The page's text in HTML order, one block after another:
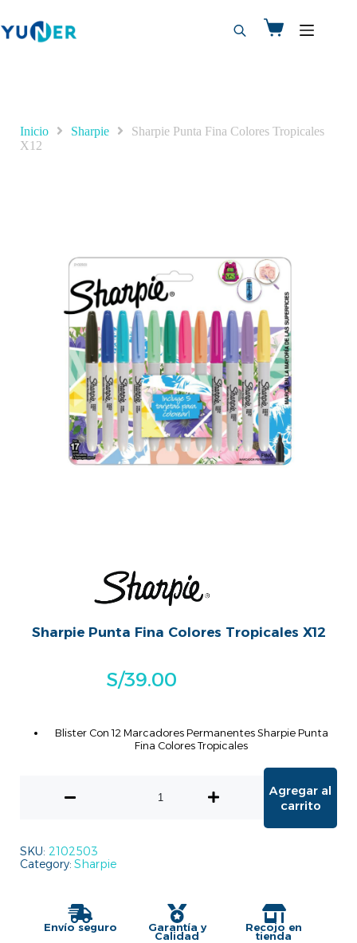
Inicio Sharpie
Sharpie Punta Fina Colores Tropicales
X12
Sharpie Punta Fina Colores Tropicales X12
S/39.00
Blister Con 12 Marcadores Permanentes Sharpie Punta
Fina Colores Tropicales
Agregar al
carrito
SKU: 2102503
Category: Sharpie
Envío seguro Garantía y
Calidad
Recojo en
tienda